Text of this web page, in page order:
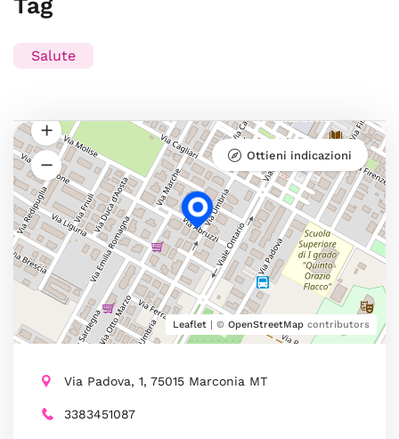
Tag
Salute
Leaflet | © OpenStreetMap contributors
Ottieni indicazioni
Via Padova, 1, 75015 Marconia MT
3383451087